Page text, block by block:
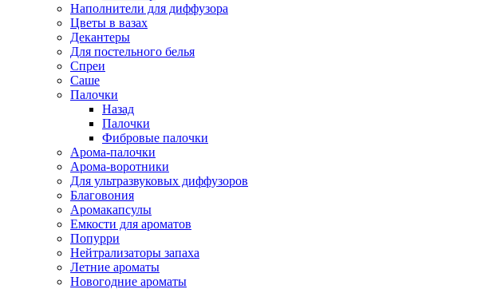
Наполнители для диффузора
Цветы в вазах
Декантеры
Для постельного белья
Спреи
Саше
Палочки
Назад
Палочки
Фибровые палочки
Арома-палочки
Арома-воротники
Для ультразвуковых диффузоров
Благовония
Аромакапсулы
Емкости для ароматов
Попурри
Нейтрализаторы запаха
Летние ароматы
Новогодние ароматы